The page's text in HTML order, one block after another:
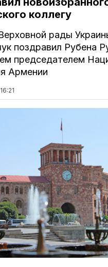
коллегу
рады
поздравил Рубена
председателем
Армении
16:21